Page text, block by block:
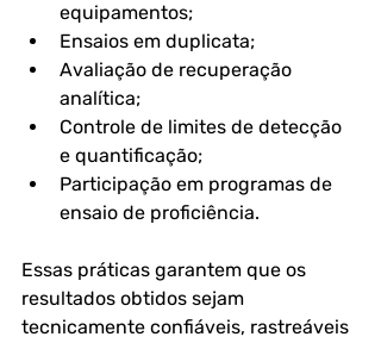
equipamentos;
Ensaios em duplicata;
Avaliação de recuperação
analítica;
Controle de limites de detecção
e quantificação;
Participação em programas de
ensaio de proficiência.
Essas práticas garantem que os
resultados obtidos sejam
tecnicamente confiáveis, rastreáveis